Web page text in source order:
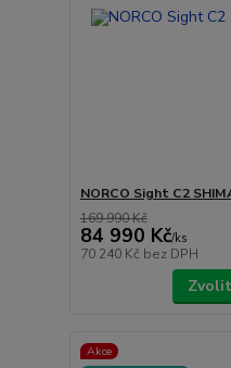
NORCO Sight C2
169 990 Kč
84 990 Kč/ks
70 240 Kč bez DPH
Akce